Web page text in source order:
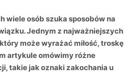
wiele osób szuka sposobów na
Jednym z najważniejszych
może wyrażać miłość, troskę
artykule omówimy różne
takie jak oznaki zakochania u